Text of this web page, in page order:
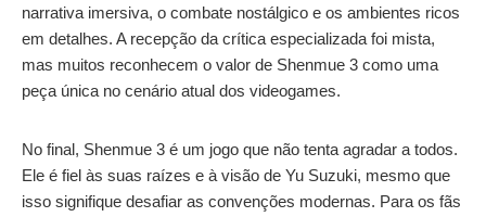
narrativa imersiva, o combate nostálgico e os ambientes ricos
em detalhes. A recepção da crítica especializada foi mista,
mas muitos reconhecem o valor de Shenmue 3 como uma
peça única no cenário atual dos videogames.
No final, Shenmue 3 é um jogo que não tenta agradar a todos.
Ele é fiel às suas raízes e à visão de Yu Suzuki, mesmo que
isso signifique desafiar as convenções modernas. Para os fãs